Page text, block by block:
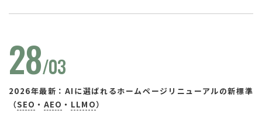
28/03
2026年最新：AIに選ばれるホームページリニューアルの新標準
（SEO ・ AEO ・ LLMO）